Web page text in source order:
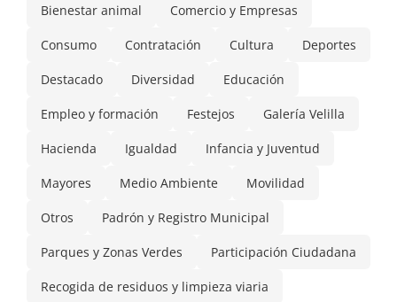
Bienestar animal Comercio y Empresas
Consumo Contratación Cultura Deportes
Destacado Diversidad Educación
Empleo y formación Festejos Galería Velilla
Hacienda Igualdad Infancia y Juventud
Mayores Medio Ambiente Movilidad
Otros Padrón y Registro Municipal
Parques y Zonas Verdes Participación Ciudadana
Recogida de residuos y limpieza viaria